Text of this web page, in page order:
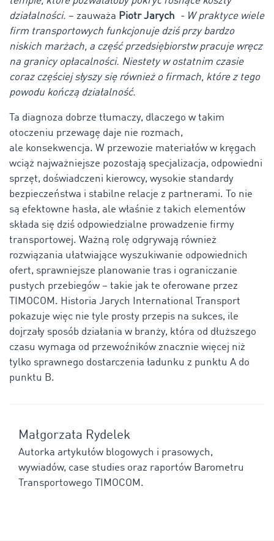
działalności. – zauważa Piotr Jarych
- W praktyce wiele
firm transportowych funkcjonuje dziś przy bardzo
niskich marżach, a część przedsiębiorstw pracuje wręcz
na granicy opłacalności. Niestety w ostatnim czasie
coraz częściej słyszy się również o firmach, które z tego
powodu kończą działalność.
Ta diagnoza dobrze tłumaczy, dlaczego w takim
otoczeniu przewagę daje nie rozmach,
ale konsekwencja. W przewozie materiałów w kręgach
wciąż najważniejsze pozostają specjalizacja, odpowiedni
sprzęt, doświadczeni kierowcy, wysokie standardy
bezpieczeństwa i stabilne relacje z partnerami. To nie
są efektowne hasła, ale właśnie z takich elementów
składa się dziś odpowiedzialne prowadzenie firmy
transportowej. Ważną rolę odgrywają również
rozwiązania ułatwiające wyszukiwanie odpowiednich
ofert, sprawniejsze planowanie tras i ograniczanie
pustych przebiegów – takie jak te oferowane przez
TIMOCOM. Historia Jarych International Transport
pokazuje więc nie tyle prosty przepis na sukces, ile
dojrzały sposób działania w branży, która od dłuższego
czasu wymaga od przewoźników znacznie więcej niż
tylko sprawnego dostarczenia ładunku z punktu A do
punktu B.
Małgorzata Rydelek
Autorka artykułów blogowych i prasowych,
wywiadów, case studies oraz raportów Barometru
Transportowego TIMOCOM.